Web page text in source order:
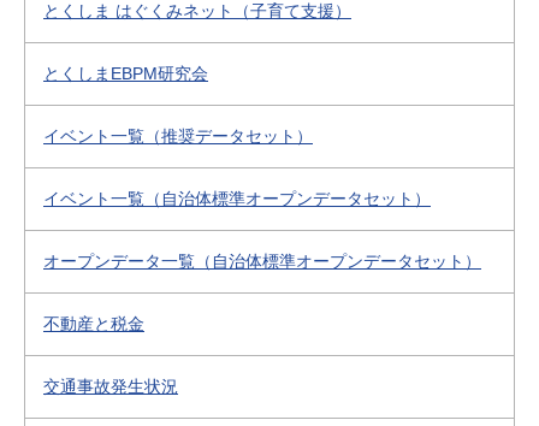
とくしま はぐくみネット（子育て支援）
とくしまEBPM研究会
イベント一覧（推奨データセット）
イベント一覧（自治体標準オープンデータセット）
オープンデータ一覧（自治体標準オープンデータセット）
不動産と税金
交通事故発生状況